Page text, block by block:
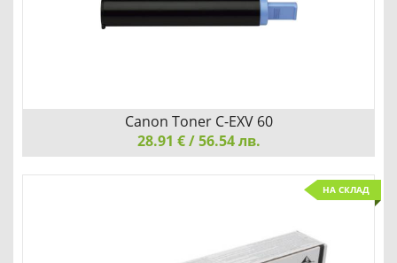
Canon Toner C-EXV 60
28.91 € / 56.54 лв.
НА СКЛАД